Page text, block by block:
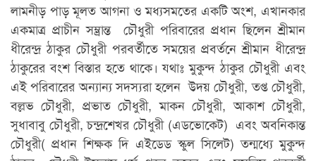
লামনীড় পাড় মূলত আগনা ও মধ্যসমতের একটি অংশ, এখানকার
একমাত্র প্রাচীন সম্ভ্রান্ত চৌধুরী পরিবারের প্রধান ছিলেন শ্রীমান
ধীরেন্দ্র ঠাকুর চৌধুরী পরবর্তীতে সময়ের প্রবর্তনে শ্রীমান ধীরেন্দ্র
ঠাকুরের বংশ বিস্তার হতে থাকে। যথাঃ মুকুন্দ ঠাকুর চৌধুরী এবং
এই পরিবারের অন্যান্য সদস্যরা হলেন উদয় চৌধুরী, তপ্ত চৌধুরী,
বল্লভ চৌধুরী, প্রভাত চৌধুরী, মাকন চৌধুরী, আকাশ চৌধুরী,
সুধাবাবু চৌধুরী, চন্দ্রশেখর চৌধুরী (এডভোকেট) এবং অবনিকান্ত
চৌধুরী( প্রধান শিক্ষক দি এইডেড স্কুল সিলেট) তন্মধ্যে মুকুন্দ